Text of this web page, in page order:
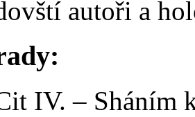
autoři a
IV. – Sháním